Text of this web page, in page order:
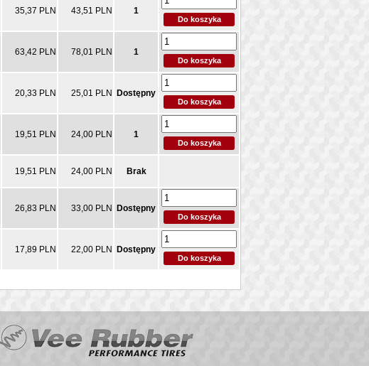
35,37 PLN 43,51 PLN 1
63,42 PLN 78,01 PLN 1
20,33 PLN 25,01 PLN Dostępny
19,51 PLN 24,00 PLN 1
19,51 PLN 24,00 PLN Brak
26,83 PLN 33,00 PLN Dostępny
17,89 PLN 22,00 PLN Dostępny